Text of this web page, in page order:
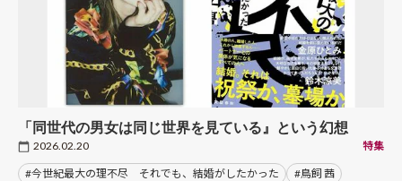
「同世代の男女は同じ世界を見ている』という幻想
2026.02.20 特集
#今世紀最大の理不尽 それでも、結婚がしたかった #鳥飼 茜